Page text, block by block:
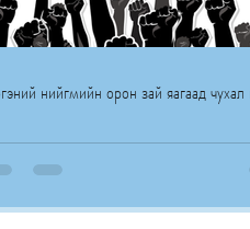
нийгмийн орон зай яагаад чухал